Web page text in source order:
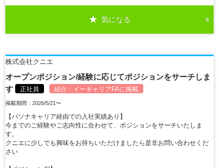
気になる
株式会社クニエ
オープンポジション/経験に応じてポジションをサーチしま
す
正社員 紹介： イーキャリアFAに掲載
掲載期間：2026/5/21〜
【パソナキャリア経由での入社実績あり】
今までのご経験やご志向性に合わせて、ポジションをサーチいたしま
す。
クニエに少しでも興味をお持ちいただけましたら是非お問い合わせくだ
さい